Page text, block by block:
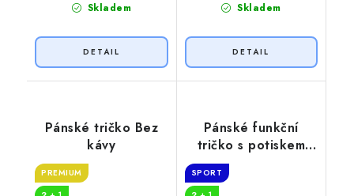
Skladem Skladem
Pánské tričko Bez
kávy
PREMIUM
Pánské funkční
tričko s potiskem
Bez kávy
SPORT